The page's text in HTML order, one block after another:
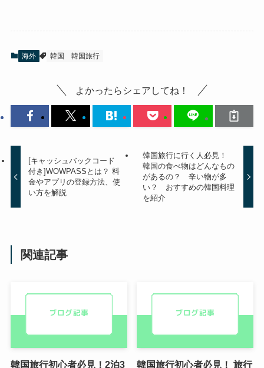
海外 韓国 韓国旅行
よかったらシェアしてね！
[キャッシュバックコード
付き]WOWPASSとは？ 料
金やアプリの登録方法、使
い方を解説
韓国旅行に行く人必見！
韓国の食べ物はどんなもの
があるの？ 辛い物が多
い？ おすすめの韓国料理
を紹介
関連記事
韓国旅行初心者必見！2泊3 韓国旅行初心者必見！ 旅行